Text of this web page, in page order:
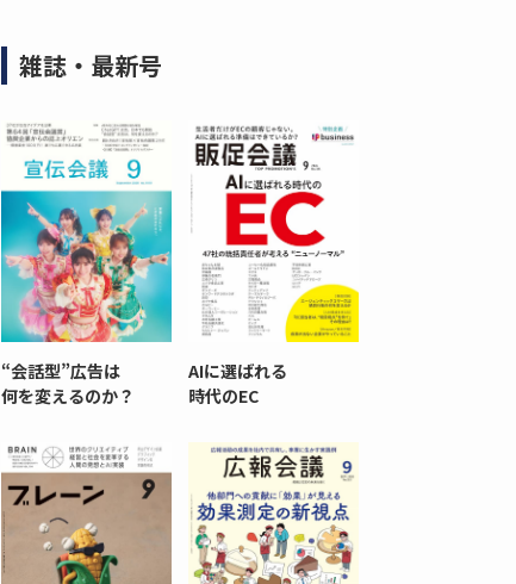
雑誌・最新号
“会話型”広告は
何を変えるのか？
AIに選ばれる
時代のEC